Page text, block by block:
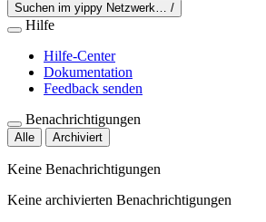
Suchen im yippy Netzwerk… /
Hilfe
Hilfe-Center
Dokumentation
Feedback senden
Benachrichtigungen
Alle Archiviert
Keine Benachrichtigungen
Keine archivierten Benachrichtigungen